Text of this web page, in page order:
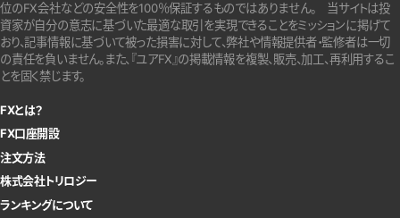
位のFX会社などの安全性を100％保証するものではありません。
当サイトは投
資家が自分の意志に基づいた最適な取引を実現できることをミッションに掲げて
おり、記事情報に基づいて被った損害に対して、弊社や情報提供者・監修者は一切
の責任を負いません。また、『ユアFX』の掲載情報を複製、販売、加工、再利用するこ
とを固く禁じます。
FXとは？
FX口座開設
注文方法
株式会社トリロジー
ランキングについて